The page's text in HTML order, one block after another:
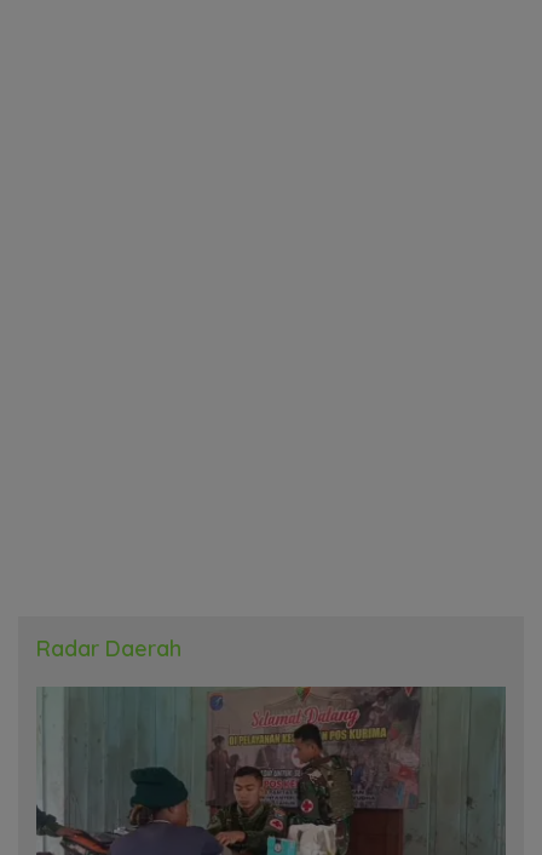
Radar Daerah